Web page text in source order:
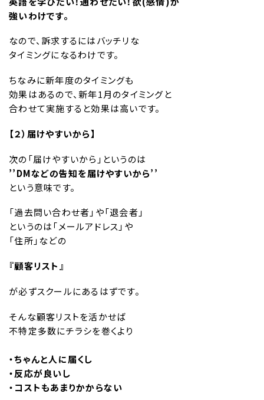
強いわけです。
なので、訴求するにはバッチリな
タイミングになるわけです。
ちなみに新年度のタイミングも
効果はあるので、新年1月のタイミングと
合わせて実施すると効果は高いです。
【２）届けやすいから】
次の「届けやすいから」というのは
’’DMなどの告知を届けやすいから’’
という意味です。
「過去問い合わせ者」や「退会者」
というのは「メールアドレス」や
「住所」などの
『顧客リスト』
が必ずスクールにあるはずです。
そんな顧客リストを活かせば
不特定多数にチラシを巻くより
・ちゃんと人に届くし
・反応が良いし
・コストもあまりかからない